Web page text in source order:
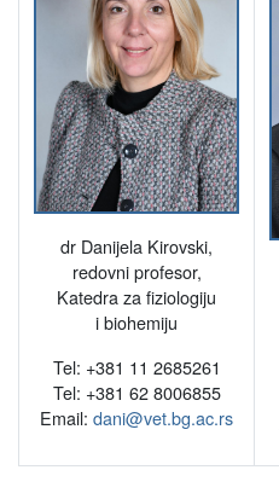
dr Danijela Kirovski,
redovni profesor,
Katedra za fiziologiju
i biohemiju
Tel: +381 11 2685261
Tel: +381 62 8006855
Email: dani@vet.bg.ac.rs